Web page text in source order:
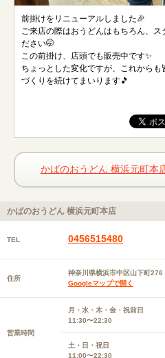
前掛けをリニューアルしました🎉
ご来店の際はおうどんはもちろん、
ださい🤭
この前掛け、店頭でも販売中です✨
ちょっとした変化ですが、これから
づくりを続けてまいります🎵
かばのおうどん 横浜元町本
かばのおうどん 横浜元町本店
TEL 0456515480
住所
神奈川県横浜市中区山下町276
Googleマップで開く
営業時間
月・水・木・金・祝前日
11:30〜22:30
土・日・祝日
11:00〜22:30